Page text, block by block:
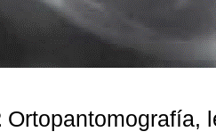
Ortopantomografía,